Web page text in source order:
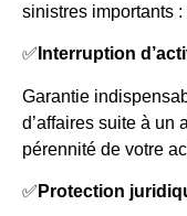
sinistres importants :
✅ Interruption
Garantie
d’affaires suite à un
pérennité de votre
✅ Protection